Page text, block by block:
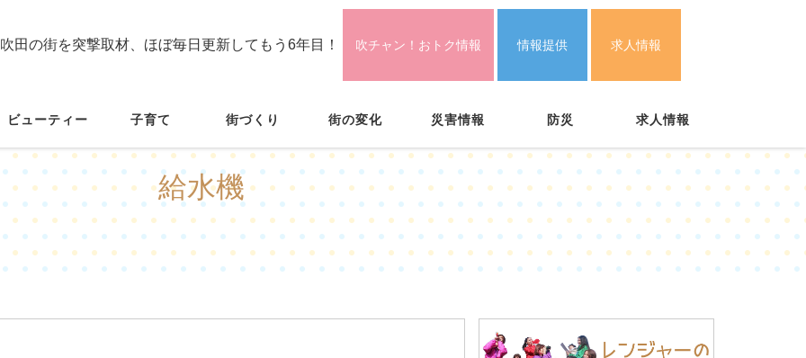
吹田の街を突撃取材、ほぼ毎日更新してもう6年目！ 吹チャン！おトク情報 情報提供 求人情報
ビューティー 子育て 街づくり 街の変化 災害情報 防災 求人情報
給水機